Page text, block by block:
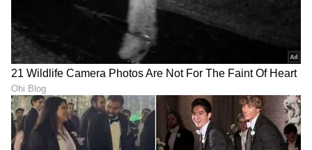
ಕರ್ನಾಟಕ, ಭಾರತ ( India News
ಕ್ಷಣಕ್ಷಣದ ಕನ್ನಡ ಸುದ್ದಿ (Kannada News)
ಅಪ್ಡೇಟ್‌ಗಳಿಗಾಗಿ ಏಷ್ಯಾನೆಟ್ ಸುವರ್ಣ ನ್ಯೂಸ್‌ ಫಾಲೋ
ಮಾಡಿ. ಬ್ರೇಕಿಂಗ್ ಸುದ್ದಿ ( Latest Kannada News ),
ವಿಶೇಷ ವರದಿಗಳು ಮತ್ತು ನೇರ ಪ್ರಸಾರಗಳೊಂದಿಗೆ
(kannada news live) ಸಂಪೂರ್ಣ ಮಾಹಿತಿ ಒಂದೇ